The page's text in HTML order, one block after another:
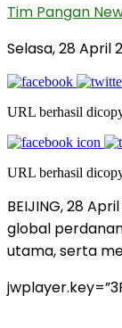
Tim Pangan
Selasa, 28 April
URL berhasil
URL berhasil
BEIJING, 28
global
utama, serta